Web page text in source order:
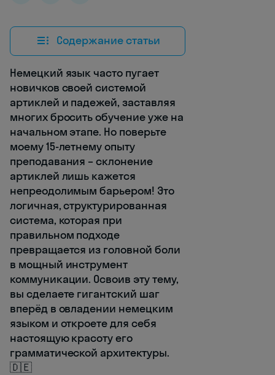
Содержание статьи
Немецкий язык часто пугает
новичков своей системой
артиклей и падежей, заставляя
многих бросить обучение уже на
начальном этапе. Но поверьте
моему 15-летнему опыту
преподавания – склонение
артиклей лишь кажется
непреодолимым барьером! Это
логичная, структурированная
система, которая при
правильном подходе
превращается из головной боли
в мощный инструмент
коммуникации. Освоив эту тему,
вы сделаете гигантский шаг
вперёд в овладении немецким
языком и откроете для себя
настоящую красоту его
грамматической архитектуры.
🇩🇪